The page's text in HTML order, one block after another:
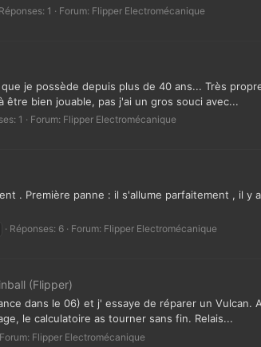
Réponses: 1 Forum: Flipper Electromécanique
je possède depuis plus de 40 ans... Très
bien jouable, pas j'ai un gros souci avec...
1 Forum: Flipper Electromécanique
. Première panne : il s'allume parfaitement , il
Réponses: 6 Forum: Flipper Electromécanique
(Flipper)
dans le 06) et j' essaye de réparer un
le calculatoire as tourner sans fin. Relais...
Forum: Flipper Electromécanique